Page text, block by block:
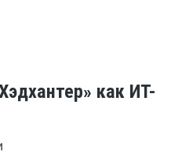
как ИТ-